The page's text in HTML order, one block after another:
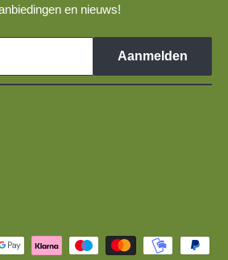
en nieuws!
Aanmelden
voor H0-spoor modeltreinen